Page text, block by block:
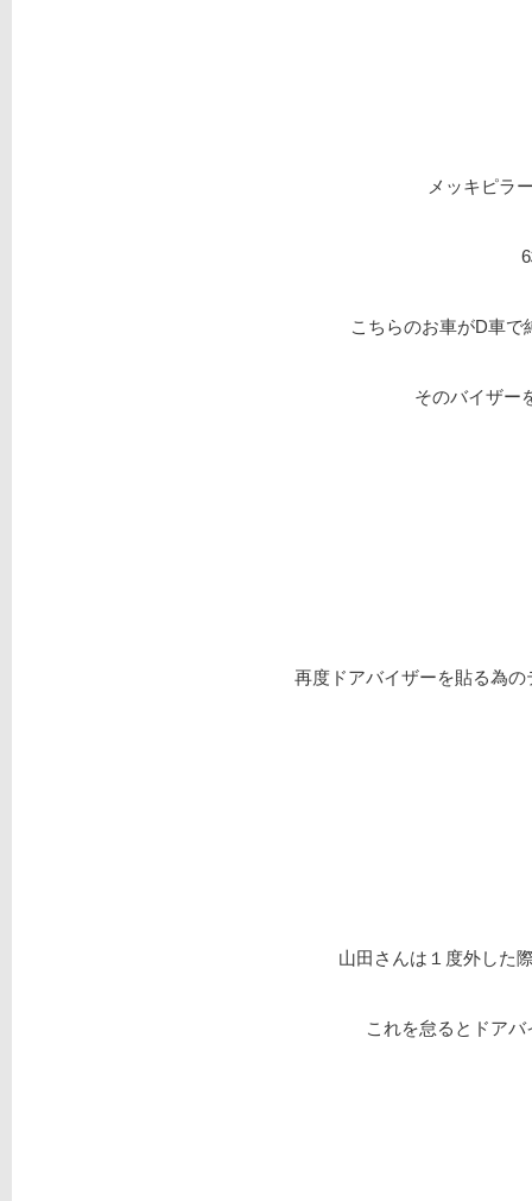
メッキピラ
こちらのお車がD車
そのバイザー
再度ドアバイザーを貼る為
山田さんは１度外した
これを怠るとドア